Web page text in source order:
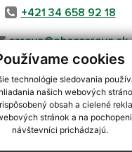
cookies
technológie sledovania
našich webových
obsah a cielené
stránok a na
návštevníci prichádzajú.
+421 34 658 92 18
cerova@obeccerova.sk
aktuálnych informácií
systém ECHELON 2,Mapa
s.r.o.,domény,